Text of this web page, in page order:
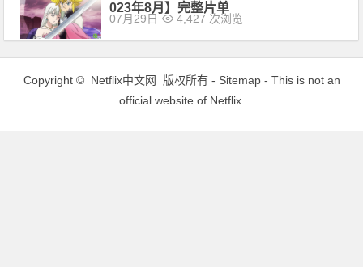
023年8月】完整片单
07月29日 4,427 次浏览
Copyright © Netflix中文网 版权所有 - Sitemap- This is not an
official website of Netflix.